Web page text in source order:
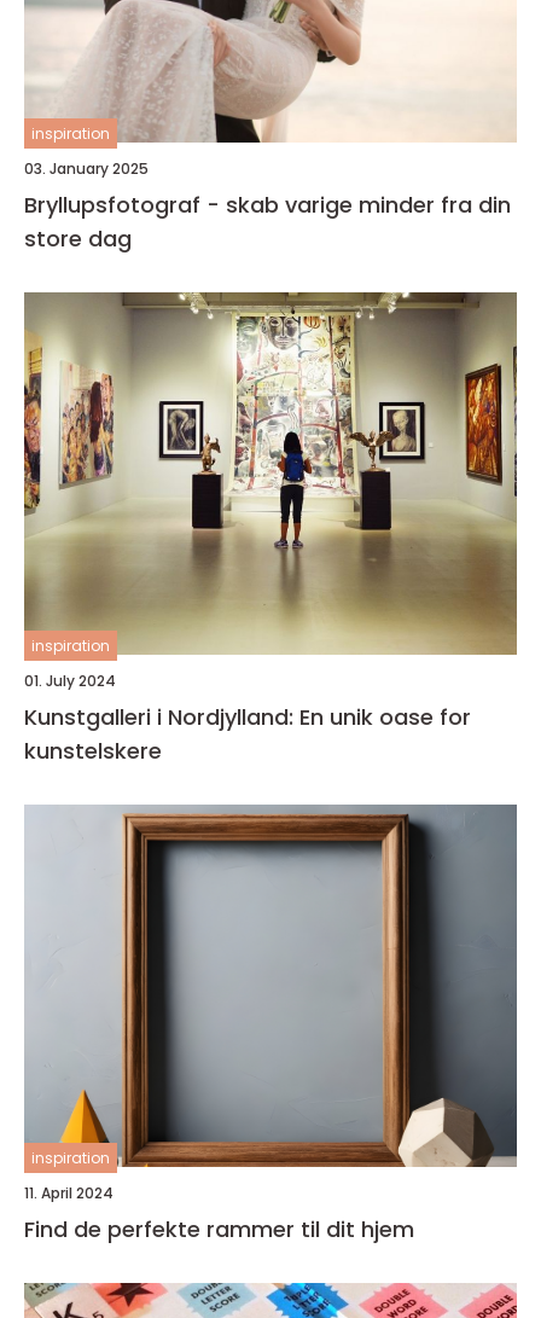
inspiration
03. January 2025
Bryllupsfotograf - skab varige minder fra din
store dag
inspiration
01. July 2024
Kunstgalleri i Nordjylland: En unik oase for
kunstelskere
inspiration
11. April 2024
Find de perfekte rammer til dit hjem